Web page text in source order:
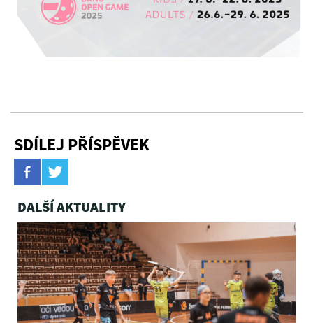
SDÍLEJ PŘÍSPĚVEK
DALŠÍ AKTUALITY